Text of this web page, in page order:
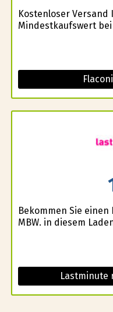
Kostenloser Versand
Mindestkaufswert bei
Bekommen Sie einen
MBW. in diesem
Lastminute